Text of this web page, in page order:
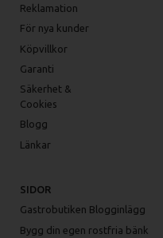
Reklamation
För nya kunder
Köpvillkor
Garanti
Säkerhet &
Cookies
Blogg
Länkar
SIDOR
Gastrobutiken Blogginlägg
Bygg din egen rostfria bänk